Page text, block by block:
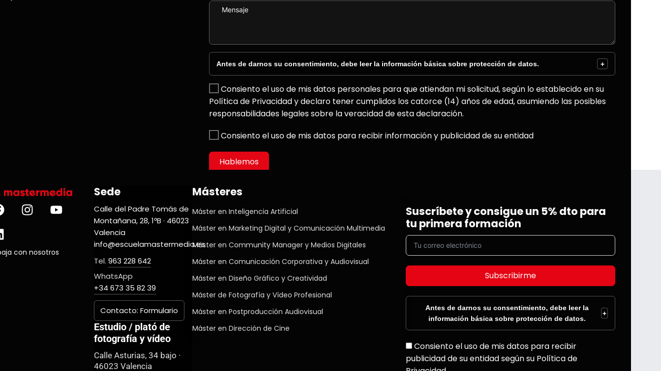
Antes de darnos su consentimiento, debe leer la información básica sobre protección de datos. +
Consiento el uso de mis datos personales para que atiendan mi solicitud, según lo establecido en su
Política de Privacidad y declaro tener cumplidos los catorce (14) años de edad, asumiendo las posibles
responsabilidades legales sobre la veracidad de esta declaración.
Consiento el uso de mis datos para recibir información y publicidad de su entidad
Hablemos
con nosotros
Sede
Calle del Padre Tomás de
Montañana, 28, 1ºB · 46023
Valencia
info@escuelamastermedia.es
Tel. 963 228 642
WhatsApp
+34 673 35 82 39
Contacto: Formulario
Estudio / plató de
fotografía y vídeo
Calle Asturias, 34 bajo ·
46023 Valencia
Másteres
Máster en Inteligencia Artificial
Máster en Marketing Digital y Comunicación Multimedia
Máster en Community Manager y Medios Digitales
Máster en Comunicación Corporativa y Audiovisual
Máster en Diseño Gráfico y Creatividad
Máster de Fotografía y Vídeo Profesional
Máster en Postproducción Audiovisual
Máster en Dirección de Cine
Suscríbete y consigue un 5% dto para
tu primera formación
Subscribirme
Antes de darnos su consentimiento, debe leer la
información básica sobre protección de datos.
+
Consiento el uso de mis datos para recibir
publicidad de su entidad según su Política de